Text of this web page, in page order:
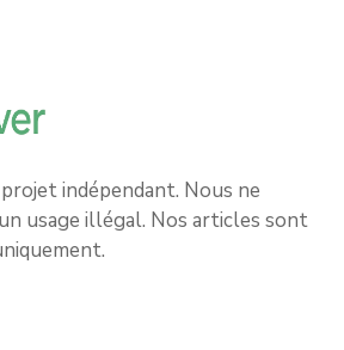
indépendant. Nous ne
usage illégal. Nos articles sont